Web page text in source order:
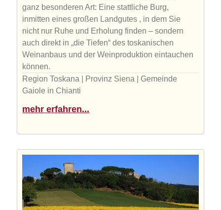
ganz besonderen Art: Eine stattliche Burg,
inmitten eines großen Landgutes , in dem Sie
nicht nur Ruhe und Erholung finden – sondern
auch direkt in „die Tiefen“ des toskanischen
Weinanbaus und der Weinproduktion eintauchen
können.
Region Toskana | Provinz Siena | Gemeinde
Gaiole in Chianti
mehr erfahren...